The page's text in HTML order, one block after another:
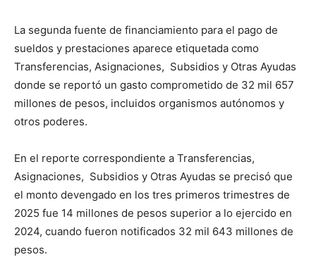
La segunda fuente de financiamiento para el pago de
sueldos y prestaciones aparece etiquetada como
Transferencias, Asignaciones, Subsidios y Otras Ayudas
donde se reportó un gasto comprometido de 32 mil 657
millones de pesos, incluidos organismos autónomos y
otros poderes.
En el reporte correspondiente a Transferencias,
Asignaciones, Subsidios y Otras Ayudas se precisó que
el monto devengado en los tres primeros trimestres de
2025 fue 14 millones de pesos superior a lo ejercido en
2024, cuando fueron notificados 32 mil 643 millones de
pesos.